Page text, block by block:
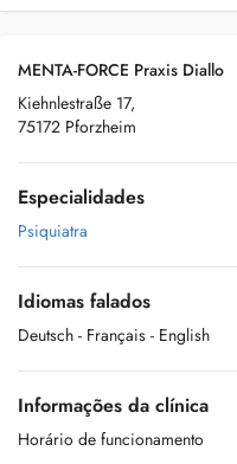
MENTA-FORCE Praxis Diallo
Kiehnlestraße 17,
75172 Pforzheim
Especialidades
Psiquiatra
Idiomas falados
Deutsch - Français - English
Informações da clínica
Horário de funcionamento